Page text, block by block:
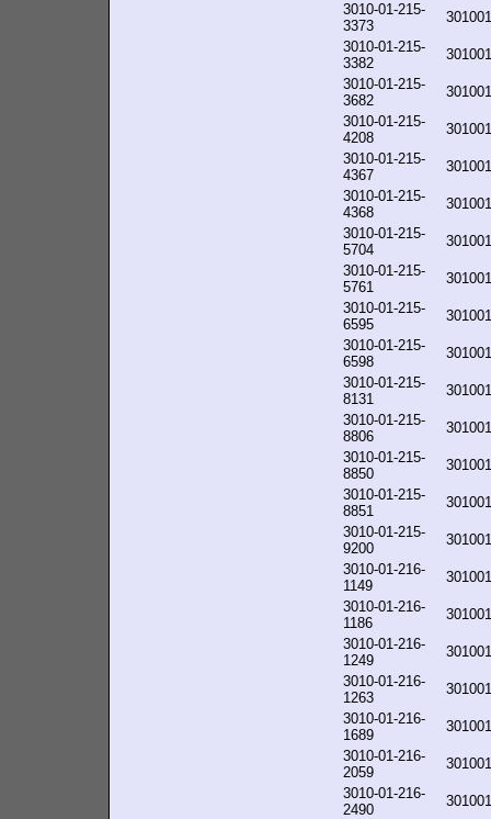
3010-01-215-
3373
3010-01-215-
3382
3010-01-215-
3682
3010-01-215-
4208
3010-01-215-
4367
3010-01-215-
4368
3010-01-215-
5704
3010-01-215-
5761
3010-01-215-
6595
3010-01-215-
6598
3010-01-215-
8131
3010-01-215-
8806
3010-01-215-
8850
3010-01-215-
8851
3010-01-215-
9200
3010-01-216-
1149
3010-01-216-
1186
3010-01-216-
1249
3010-01-216-
1263
3010-01-216-
1689
3010-01-216-
2059
3010-01-216-
2490